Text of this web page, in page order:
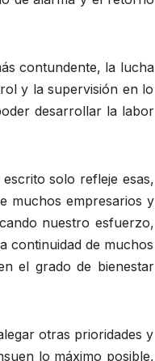
contundente, la lucha
y la supervisión en lo
desarrollar la labor
solo refleje esas,
muchos empresarios y
nuestro esfuerzo,
continuidad de muchos
el grado de bienestar
otras prioridades y
lo máximo posible,